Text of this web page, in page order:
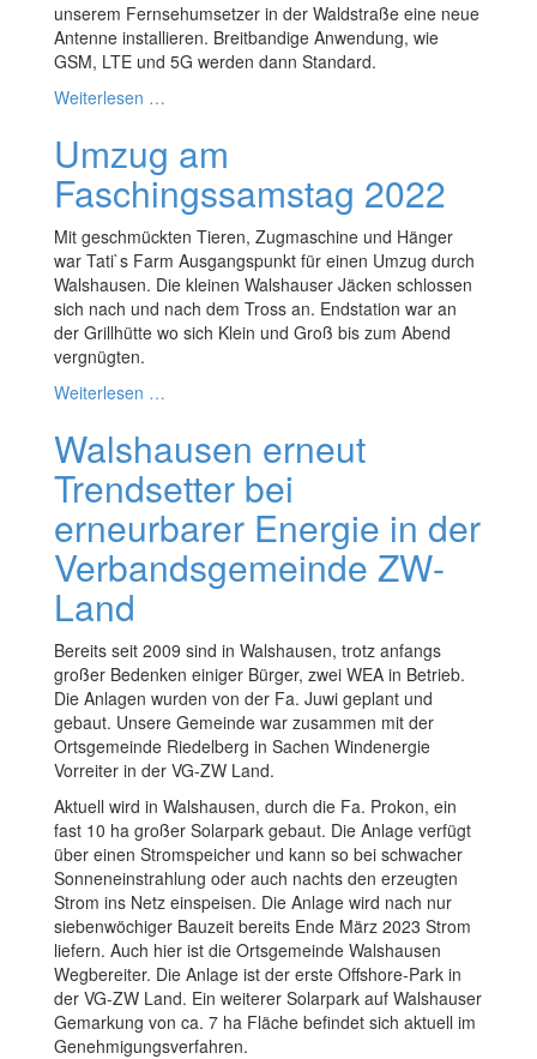
unserem Fernsehumsetzer in der Waldstraße eine neue
Antenne installieren. Breitbandige Anwendung, wie
GSM, LTE und 5G werden dann Standard.
Weiterlesen …
Umzug am
Faschingssamstag 2022
Mit geschmückten Tieren, Zugmaschine und Hänger
war Tati`s Farm Ausgangspunkt für einen Umzug durch
Walshausen. Die kleinen Walshauser Jäcken schlossen
sich nach und nach dem Tross an. Endstation war an
der Grillhütte wo sich Klein und Groß bis zum Abend
vergnügten.
Weiterlesen …
Walshausen erneut
Trendsetter bei
erneurbarer Energie in der
Verbandsgemeinde ZW-
Land
Bereits seit 2009 sind in Walshausen, trotz anfangs
großer Bedenken einiger Bürger, zwei WEA in Betrieb.
Die Anlagen wurden von der Fa. Juwi geplant und
gebaut. Unsere Gemeinde war zusammen mit der
Ortsgemeinde Riedelberg in Sachen Windenergie
Vorreiter in der VG-ZW Land.
Aktuell wird in Walshausen, durch die Fa. Prokon, ein
fast 10 ha großer Solarpark gebaut. Die Anlage verfügt
über einen Stromspeicher und kann so bei schwacher
Sonneneinstrahlung oder auch nachts den erzeugten
Strom ins Netz einspeisen. Die Anlage wird nach nur
siebenwöchiger Bauzeit bereits Ende März 2023 Strom
liefern. Auch hier ist die Ortsgemeinde Walshausen
Wegbereiter. Die Anlage ist der erste Offshore-Park in
der VG-ZW Land. Ein weiterer Solarpark auf Walshauser
Gemarkung von ca. 7 ha Fläche befindet sich aktuell im
Genehmigungsverfahren.